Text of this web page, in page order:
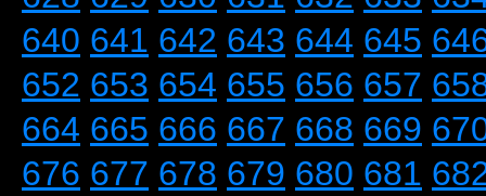
640 641 642 643 644 645
652 653 654 655 656 657
664 665 666 667 668 669
676 677 678 679 680 681